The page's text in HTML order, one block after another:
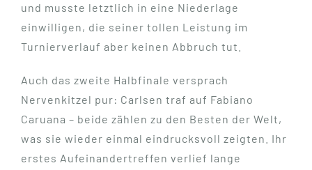
und musste letztlich in eine Niederlage
einwilligen, die seiner tollen Leistung im
Turnierverlauf aber keinen Abbruch tut.
Auch das zweite Halbfinale versprach
Nervenkitzel pur: Carlsen traf auf Fabiano
Caruana – beide zählen zu den Besten der Welt,
was sie wieder einmal eindrucksvoll zeigten. Ihr
erstes Aufeinandertreffen verlief lange